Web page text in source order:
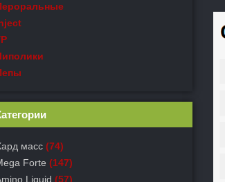
масс (74)
Forte (147)
Liquid (57)